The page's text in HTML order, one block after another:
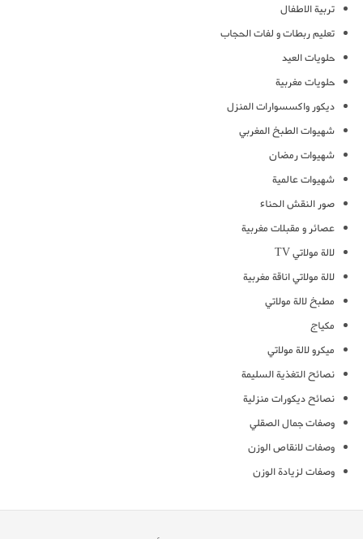
تربية الاطفال
تعليم ربطات و لفات الحجاب
حلويات العيد
حلويات مغربية
ديكور واكسسوارات المنزل
شهيوات الطبخ المغربي
شهيوات رمضان
شهيوات عالمية
صور النقش الحناء
عصائر و مقبلات مغربية
لالة مولاتي TV
لالة مولاتي اناقة مغربية
مطبخ لالة مولاتي
مكياج
ميكرو لالة مولاتي
نصائح التغذية السليمة
نصائح ديكورات منزلية
وصفات جمال الصقلي
وصفات لانقاص الوزن
وصفات لزيادة الوزن